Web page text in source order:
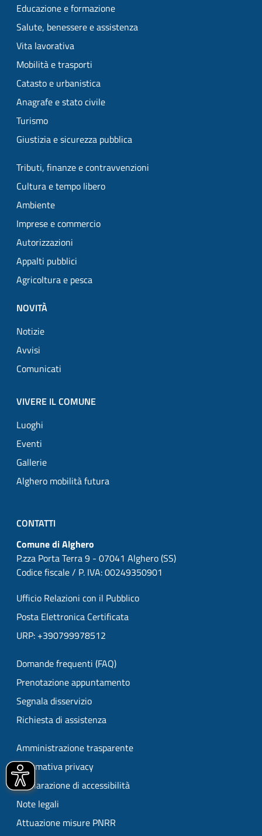
Educazione e formazione
Salute, benessere e assistenza
Vita lavorativa
Mobilità e trasporti
Catasto e urbanistica
Anagrafe e stato civile
Turismo
Giustizia e sicurezza pubblica
Tributi, finanze e contravvenzioni
Cultura e tempo libero
Ambiente
Imprese e commercio
Autorizzazioni
Appalti pubblici
Agricoltura e pesca
NOVITÀ
Notizie
Avvisi
Comunicati
VIVERE IL COMUNE
Luoghi
Eventi
Gallerie
Alghero mobilità futura
CONTATTI
Comune di Alghero
P.zza Porta Terra 9 - 07041 Alghero (SS)
Codice fiscale / P. IVA: 00249350901
Ufficio Relazioni con il Pubblico
Posta Elettronica Certificata
URP: +390799978512
Domande frequenti (FAQ)
Prenotazione appuntamento
Segnala disservizio
Richiesta di assistenza
Amministrazione trasparente
Informativa privacy
Dichiarazione di accessibilità
Note legali
Attuazione misure PNRR